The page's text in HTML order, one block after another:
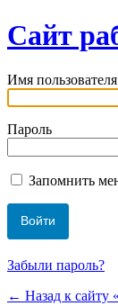
Сайт
Имя
Пароль
Запомнить
Забыли пароль?
← Назад к сайту